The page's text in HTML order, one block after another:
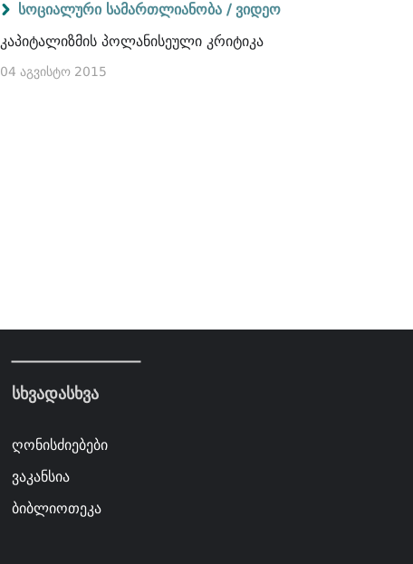
სოციალური სამართლიანობა / ვიდეო
კაპიტალიზმის პოლანისეული კრიტიკა
04 აგვისტო 2015
სხვადასხვა
ღონისძიებები
ვაკანსია
ბიბლიოთეკა